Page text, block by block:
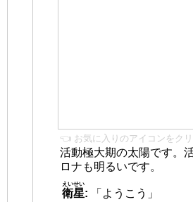
👈 お気に入りのアイコンをクリ
活動極大期の太陽です。
ロナも明るいです。
衛星
えいせい
:
「ようこう」